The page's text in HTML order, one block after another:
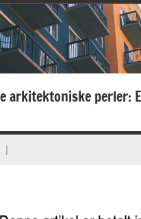
arkitektoniske perler: